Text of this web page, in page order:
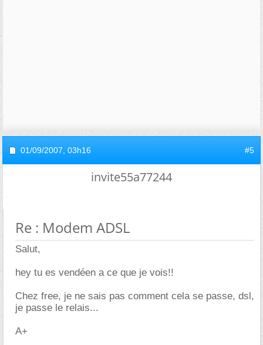
01/09/2007, 03h16 #5
invite55a77244
Re : Modem ADSL
Salut,
hey tu es vendéen a ce que je vois!!
Chez free, je ne sais pas comment cela se passe, dsl,
je passe le relais...
A+